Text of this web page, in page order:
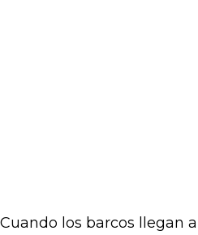
Cuando los barcos llegan a